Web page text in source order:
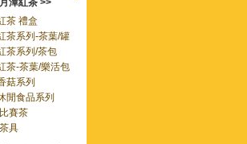
潭紅茶 >>
茶 禮盒
茶系列-茶葉/罐
茶系列/茶包
茶-茶葉/樂活包
菇系列
閒食品系列
賽茶
具